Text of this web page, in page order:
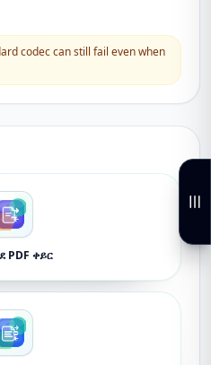
codec can still fail even when
PDF ቀይር